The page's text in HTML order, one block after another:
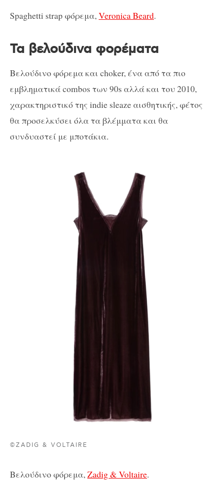
Spaghetti strap φόρεμα, Veronica Beard.
Τα βελούδινα φορέματα
Βελούδινο φόρεμα και choker, ένα από τα πιο
εμβληματικά combos των 90s αλλά και του 2010,
χαρακτηριστικό της indie sleaze αισθητικής, φέτος
θα προσελκύσει όλα τα βλέμματα και θα
συνδυαστεί με μποτάκια.
©ZADIG & VOLTAIRE
Βελούδινο φόρεμα,Zadig & Voltaire.